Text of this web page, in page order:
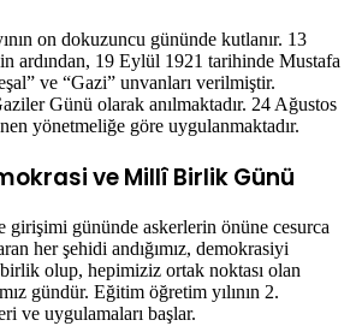
on dokuzuncu gününde kutlanır. 13
ardından, 19 Eylül 1921 tarihinde Mustafa
ve “Gazi” unvanları verilmiştir.
Günü olarak anılmaktadır. 24 Ağustos
yönetmeliğe göre uygulanmaktadır.
ve Millî Birlik Günü
girişimi gününde askerlerin önüne cesurca
her şehidi andığımız, demokrasiyi
birlik olup, hepimiziz ortak noktası olan
gündür. Eğitim öğretim yılının 2.
ve uygulamaları başlar.